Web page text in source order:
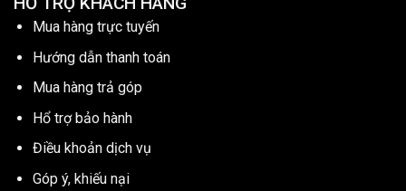
Mua hàng trực tuyến
Hướng dẫn thanh toán
Mua hàng trả góp
Hổ trợ bảo hành
Điều khoản dịch vụ
Góp ý, khiếu nại